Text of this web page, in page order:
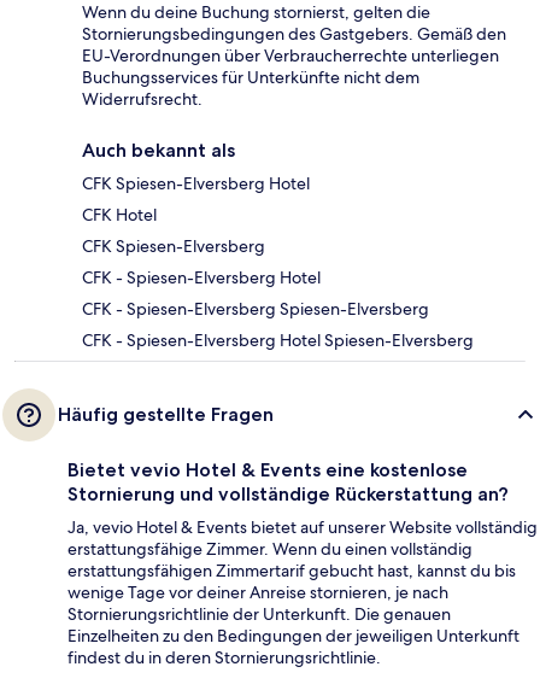
Wenn du deine Buchung stornierst, gelten die
Stornierungsbedingungen des Gastgebers. Gemäß den
EU-Verordnungen über Verbraucherrechte unterliegen
Buchungsservices für Unterkünfte nicht dem
Widerrufsrecht.
Auch bekannt als
CFK Spiesen-Elversberg Hotel
CFK Hotel
CFK Spiesen-Elversberg
CFK - Spiesen-Elversberg Hotel
CFK - Spiesen-Elversberg Spiesen-Elversberg
CFK - Spiesen-Elversberg Hotel Spiesen-Elversberg
Häufig gestellte Fragen
Bietet vevio Hotel & Events eine kostenlose
Stornierung und vollständige Rückerstattung an?
Ja, vevio Hotel & Events bietet auf unserer Website vollständig
erstattungsfähige Zimmer. Wenn du einen vollständig
erstattungsfähigen Zimmertarif gebucht hast, kannst du bis
wenige Tage vor deiner Anreise stornieren, je nach
Stornierungsrichtlinie der Unterkunft. Die genauen
Einzelheiten zu den Bedingungen der jeweiligen Unterkunft
findest du in deren Stornierungsrichtlinie.